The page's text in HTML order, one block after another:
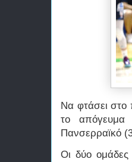
Να φτάσει στο
το απόγευμα
Πανσερραϊκό
Οι δύο ομάδες